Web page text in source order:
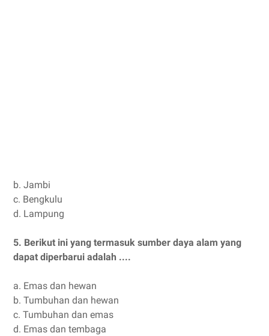
b. Jambi
c. Bengkulu
d. Lampung
5. Berikut ini yang termasuk sumber daya alam yang
dapat diperbarui adalah ....
a. Emas dan hewan
b. Tumbuhan dan hewan
c. Tumbuhan dan emas
d. Emas dan tembaga